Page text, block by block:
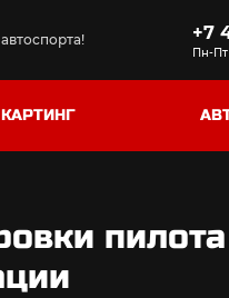
+7
Пн-Пт
КАРТИНГ